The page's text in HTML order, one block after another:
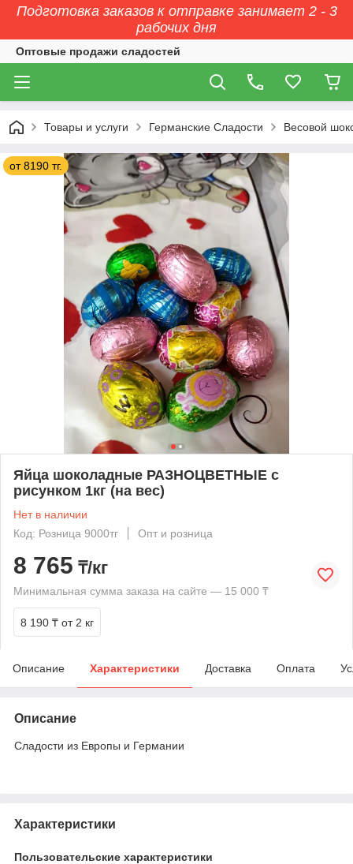
Подготовка заказов к отправке занимает 2 - 3
рабочих дня
Оптовые продажи сладостей
Товары и услуги Германские Сладости Весовой
от 8190 тг.
Яйца шоколадные РАЗНОЦВЕТНЫЕ с
рисунком 1кг (на вес)
Нет в наличии
Код: Розница 9000тг
Опт и розница
8 765 ₸/кг
Минимальная сумма заказа на сайте — 15 000 ₸
8 190 ₸ от 2 кг
Описание Характеристики Доставка Оплата
Описание
Сладости из Европы и Германии
Характеристики
Пользовательские характеристики